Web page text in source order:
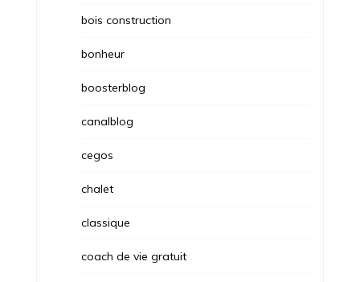
bois construction
bonheur
boosterblog
canalblog
cegos
chalet
classique
coach de vie gratuit